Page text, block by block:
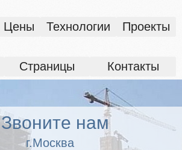
Цены Технологии Проекты
Страницы Контакты
Звоните нам
г.Москва